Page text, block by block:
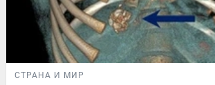
СТРАНА И МИР